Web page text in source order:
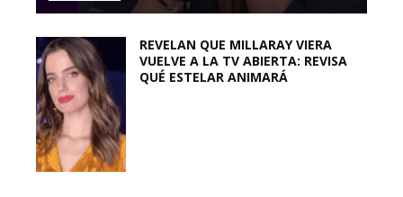
REVELAN QUE MILLARAY VIERA
VUELVE A LA TV ABIERTA: REVISA
QUÉ ESTELAR ANIMARÁ